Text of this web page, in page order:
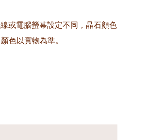
或電腦螢幕設定不同，晶石顏色
色以實物為準。